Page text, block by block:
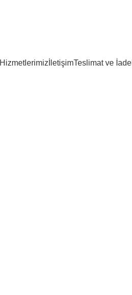
Hizmetlerimiz İletişimTeslimat ve İade